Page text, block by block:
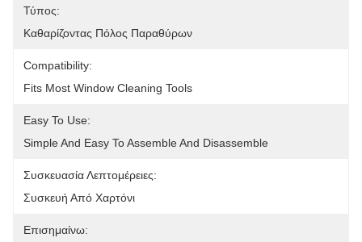
Τύπος:
Καθαρίζοντας Πόλος Παραθύρων
Compatibility:
Fits Most Window Cleaning Tools
Easy To Use:
Simple And Easy To Assemble And Disassemble
Συσκευασία Λεπτομέρειες:
Συσκευή Από Χαρτόνι
Επισημαίνω: